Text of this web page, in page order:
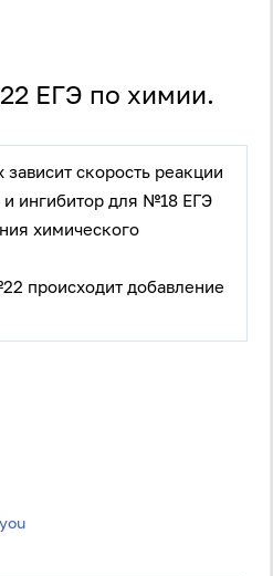
ЕГЭ по химии.
скорость реакции
и ингибитор для №18 ЕГЭ
химического
происходит добавление